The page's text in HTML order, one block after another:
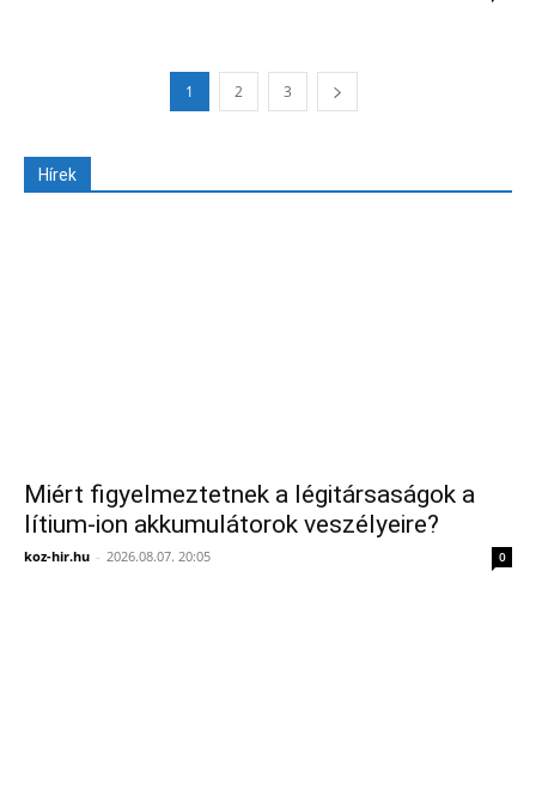
1 2 3
Hírek
Miért figyelmeztetnek a légitársaságok a
lítium-ion akkumulátorok veszélyeire?
koz-hir.hu - 2026.08.07. 20:05 0